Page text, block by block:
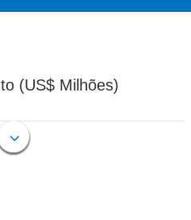
(US$ Milhões)